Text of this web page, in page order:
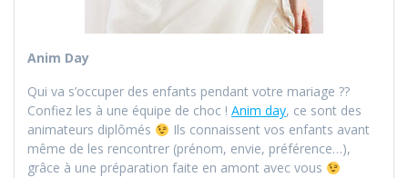
Anim Day
Qui va s’occuper des enfants pendant votre mariage ??
Confiez les à une équipe de choc ! Anim day, ce sont des
animateurs diplômés
Ils connaissent vos enfants avant
même de les rencontrer (prénom, envie, préférence…),
grâce à une préparation faite en amont avec vous